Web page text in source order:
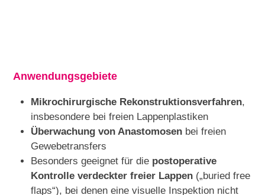
Anwendungsgebiete
Mikrochirurgische Rekonstruktionsverfahren,
insbesondere bei freien Lappenplastiken
Überwachung von Anastomosen bei freien
Gewebetransfers
Besonders geeignet für die postoperative
Kontrolle verdeckter freier Lappen („buried free
flaps“), bei denen eine visuelle Inspektion nicht